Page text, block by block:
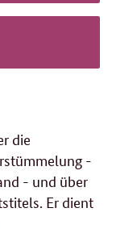
die
-
- und über
Er dient